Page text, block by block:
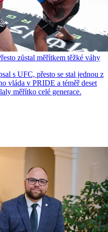
zůstal měřítkem těžké váhy
s UFC, přesto se stal jednou z
vláda v PRIDE a téměř deset
měřítko celé generace.